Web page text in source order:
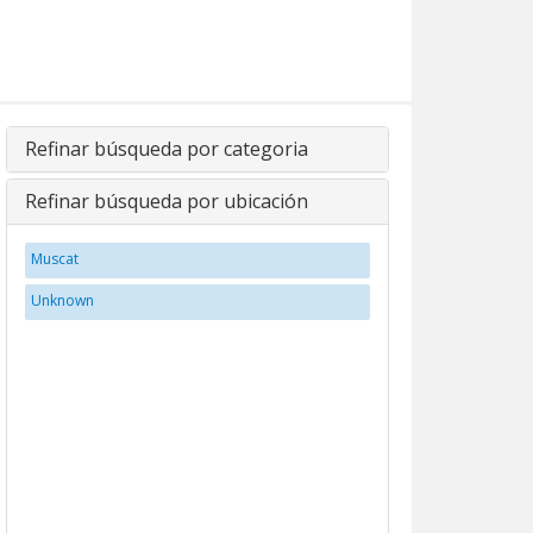
Refinar búsqueda por categoria
Refinar búsqueda por ubicación
Muscat
Unknown